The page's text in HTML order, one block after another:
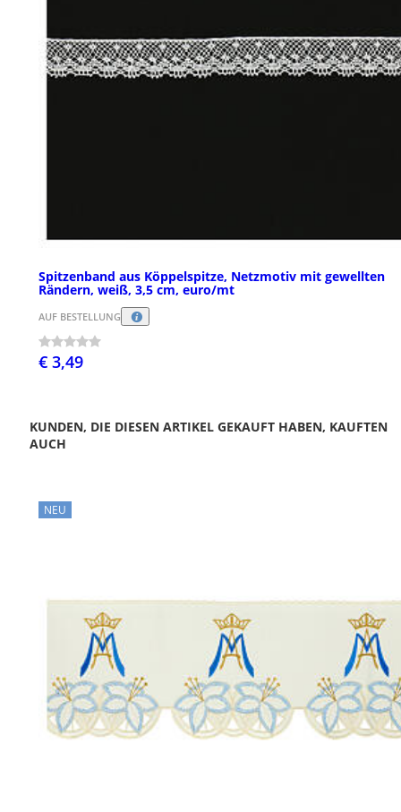
Spitzenband aus Köppelspitze, Netzmotiv mit gewellten
Rändern, weiß, 3,5 cm, euro/mt
AUF BESTELLUNG
€ 3,49
KUNDEN, DIE DIESEN ARTIKEL GEKAUFT HABEN, KAUFTEN
AUCH
NEU